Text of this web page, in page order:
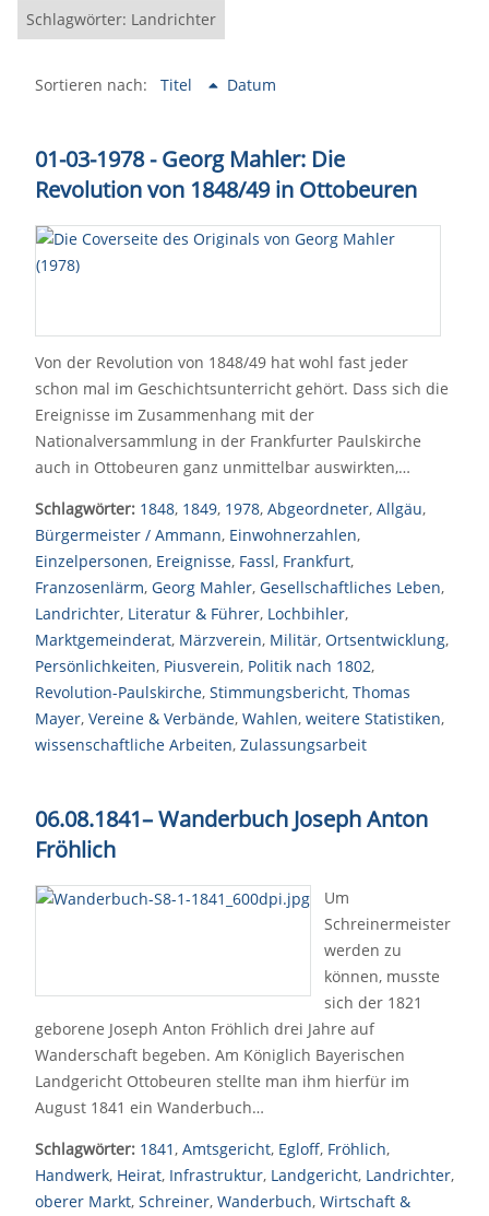
Schlagwörter: Landrichter
Sortieren nach: Titel Datum
01-03-1978 - Georg Mahler: Die
Revolution von 1848/49 in Ottobeuren
Von der Revolution von 1848/49 hat wohl fast jeder
schon mal im Geschichtsunterricht gehört. Dass sich die
Ereignisse im Zusammenhang mit der
Nationalversammlung in der Frankfurter Paulskirche
auch in Ottobeuren ganz unmittelbar auswirkten,…
Schlagwörter: 1848, 1849, 1978, Abgeordneter, Allgäu,
Bürgermeister / Ammann, Einwohnerzahlen,
Einzelpersonen, Ereignisse, Fassl, Frankfurt,
Franzosenlärm, Georg Mahler, Gesellschaftliches Leben,
Landrichter, Literatur & Führer, Lochbihler,
Marktgemeinderat, Märzverein, Militär, Ortsentwicklung,
Persönlichkeiten, Piusverein, Politik nach 1802,
Revolution-Paulskirche, Stimmungsbericht, Thomas
Mayer, Vereine & Verbände, Wahlen, weitere Statistiken,
wissenschaftliche Arbeiten, Zulassungsarbeit
06.08.1841–Wanderbuch Joseph Anton
Fröhlich
Um
Schreinermeister
werden zu
können, musste
sich der 1821
geborene Joseph Anton Fröhlich drei Jahre auf
Wanderschaft begeben. Am Königlich Bayerischen
Landgericht Ottobeuren stellte man ihm hierfür im
August 1841 ein Wanderbuch…
Schlagwörter: 1841, Amtsgericht, Egloff, Fröhlich,
Handwerk, Heirat, Infrastruktur, Landgericht, Landrichter,
oberer Markt, Schreiner, Wanderbuch, Wirtschaft &